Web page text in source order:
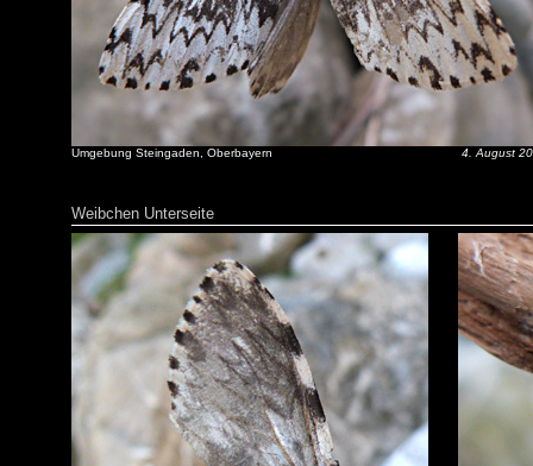
Umgebung Steingaden, Oberbayern 4. August
Weibchen Unterseite